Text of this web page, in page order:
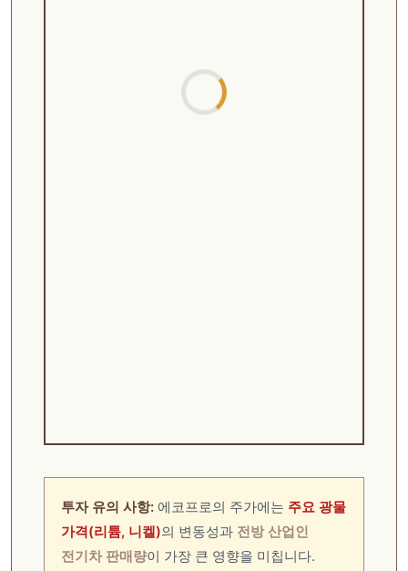
투자 유의 사항: 에코프로의 주가에는 주요 광물
가격(리튬, 니켈)의 변동성과 전방 산업인
전기차 판매량이 가장 큰 영향을 미칩니다.